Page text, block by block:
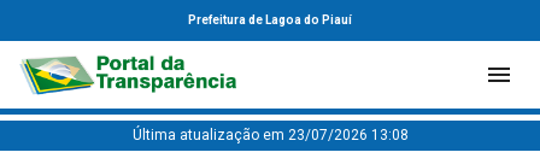
Prefeitura de Lagoa do Piauí
Última atualização em 23/07/2026 13:08